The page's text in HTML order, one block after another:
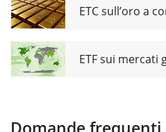
ETC sull’oro a
ETF sui mercati